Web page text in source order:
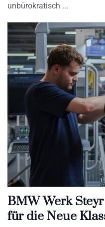
unbürokratisch
BMW Werk
für die Neue